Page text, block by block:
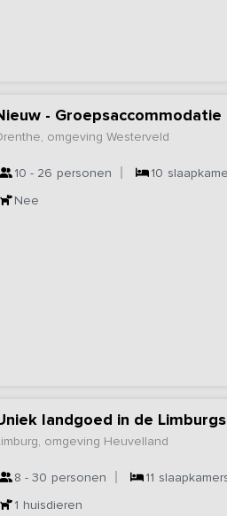
omgeving Westerveld
10 - 26 personen 10
Nee
landgoed in de
omgeving Heuvelland
8 - 30 personen 11
1 huisdieren